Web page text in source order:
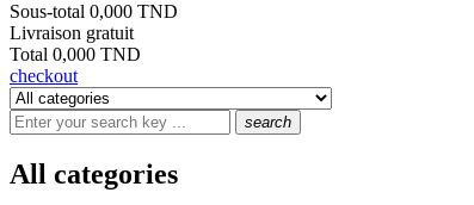
Sous-total 0,000 TND
Livraison gratuit
Total 0,000 TND
checkout
search
All categories